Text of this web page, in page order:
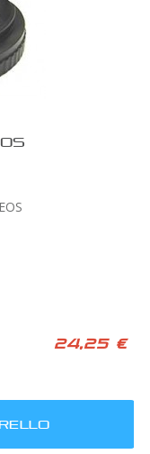
24,25 €